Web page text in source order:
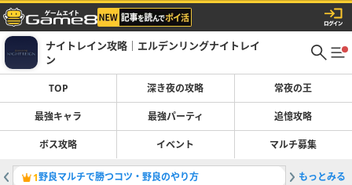
ナイトレイン攻略｜エルデンリングナイトレイ
ン
TOP 深き夜の攻略 常夜の王
最強キャラ 最強パーティ 追憶攻略
ボス攻略 イベント マルチ募集
1野良マルチで勝つコツ・野良のやり方 2遺物ガ
もっとみる